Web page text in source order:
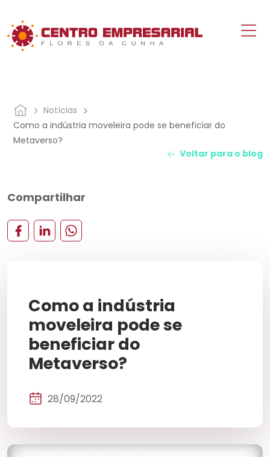
Notícias
Como a indústria moveleira pode se beneficiar do
Metaverso?
Voltar para o blog
Compartilhar
Como a indústria
moveleira pode se
beneficiar do
Metaverso?
28/09/2022